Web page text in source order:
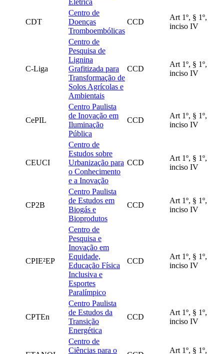
CDT
Centro de
Doenças
Tromboembólicas
CCD
Art 1º, § 1º,
inciso IV
C-Liga
Centro de
Pesquisa de
Lignina
Grafitizada para
Transformação de
Solos Agrícolas e
Ambientais
CCD
Art 1º, § 1º,
inciso IV
CePIL
Centro Paulista
de Inovação em
Iluminação
Pública
CCD
Art 1º, § 1º,
inciso IV
CEUCI
Centro de
Estudos sobre
Urbanização para
o Conhecimento
e a Inovação
CCD
Art 1º, § 1º,
inciso IV
CP2B
Centro Paulista
de Estudos em
Biogás e
Bioprodutos
CCD
Art 1º, § 1º,
inciso IV
CPIE²EP
Centro de
Pesquisa e
Inovação em
Equidade,
Educação Física
Inclusiva e
Esportes
Paralímpico
CCD
Art 1º, § 1º,
inciso IV
CPTEn
Centro Paulista
de Estudos da
Transição
Energética
CCD
Art 1º, § 1º,
inciso IV
Centro de
Ciências para o
Art 1º, § 1º,